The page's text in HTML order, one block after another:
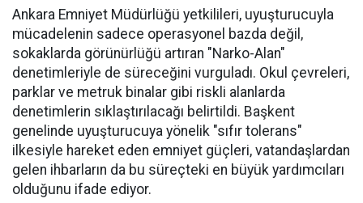
Ankara Emniyet Müdürlüğü yetkilileri, uyuşturucuyla
mücadelenin sadece operasyonel bazda değil,
sokaklarda görünürlüğü artıran "Narko-Alan"
denetimleriyle de süreceğini vurguladı. Okul çevreleri,
parklar ve metruk binalar gibi riskli alanlarda
denetimlerin sıklaştırılacağı belirtildi. Başkent
genelinde uyuşturucuya yönelik "sıfır tolerans"
ilkesiyle hareket eden emniyet güçleri, vatandaşlardan
gelen ihbarların da bu süreçteki en büyük yardımcıları
olduğunu ifade ediyor.